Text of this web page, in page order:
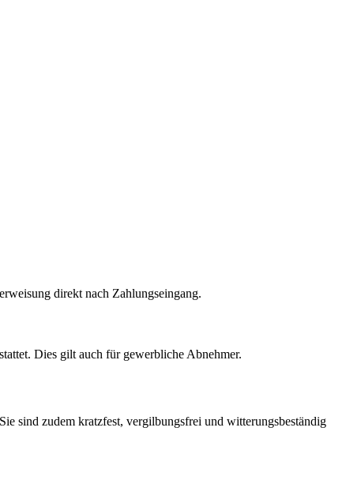
direkt nach Zahlungseingang.
Dies gilt auch für gewerbliche Abnehmer.
sind zudem kratzfest, vergilbungsfrei und witterungsbeständig